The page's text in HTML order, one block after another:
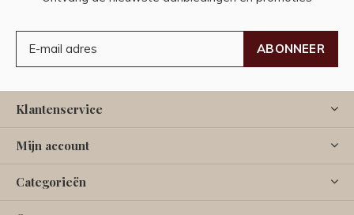
ABONNEER
Klantenservice
Mijn account
Categorieën